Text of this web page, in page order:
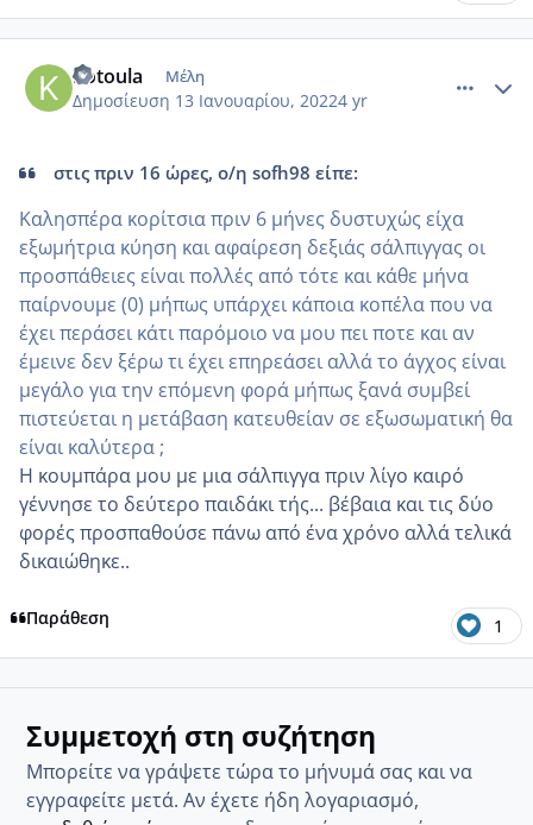
Kotoula Μέλη
Δημοσίευση 13 Ιανουαρίου, 20224 yr
στις πριν 16 ώρες, ο/η sofh98 είπε:
Καλησπέρα κορίτσια πριν 6 μήνες δυστυχώς είχα
εξωμήτρια κύηση και αφαίρεση δεξιάς σάλπιγγας οι
προσπάθειες είναι πολλές από τότε και κάθε μήνα
παίρνουμε (0) μήπως υπάρχει κάποια κοπέλα που να
έχει περάσει κάτι παρόμοιο να μου πει ποτε και αν
έμεινε δεν ξέρω τι έχει επηρεάσει αλλά το άγχος είναι
μεγάλο για την επόμενη φορά μήπως ξανά συμβεί
πιστεύεται η μετάβαση κατευθείαν σε εξωσωματική θα
είναι καλύτερα ;
Η κουμπάρα μου με μια σάλπιγγα πριν λίγο καιρό
γέννησε το δεύτερο παιδάκι τής... βέβαια και τις δύο
φορές προσπαθούσε πάνω από ένα χρόνο αλλά τελικά
δικαιώθηκε..
Παράθεση 1
Συμμετοχή στη συζήτηση
Μπορείτε να γράψετε τώρα το μήνυμά σας και να
εγγραφείτε μετά. Αν έχετε ήδη λογαριασμό,